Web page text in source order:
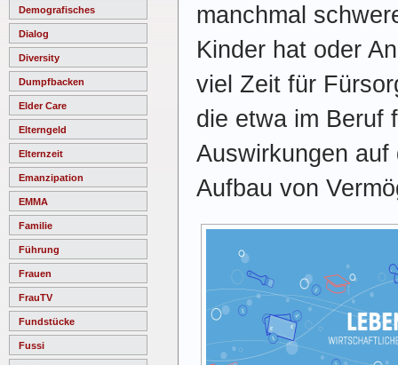
Demografisches
Dialog
Diversity
Dumpfbacken
Elder Care
Elterngeld
Elternzeit
Emanzipation
EMMA
Familie
Führung
Frauen
FrauTV
Fundstücke
Fussi
manchmal
Kinder hat oder
viel Zeit für
die etwa im Beruf
Auswirkungen auf
Aufbau von